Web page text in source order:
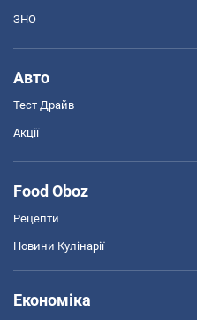
ЗНО
Авто
Тест Драйв
Акції
Food Oboz
Рецепти
Новини Кулінарії
Економіка